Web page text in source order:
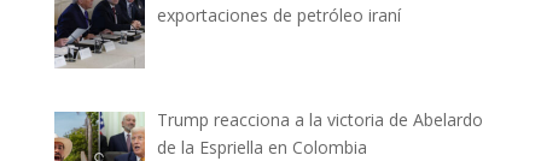
exportaciones de petróleo iraní
Trump reacciona a la victoria de Abelardo
de la Espriella en Colombia